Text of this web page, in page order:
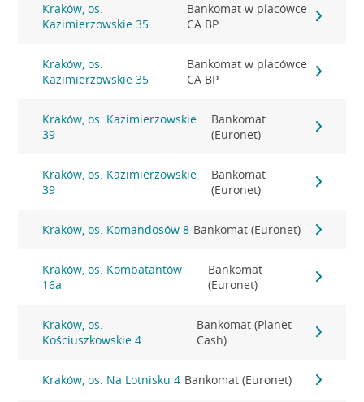
Kraków, os.
Kazimierzowskie 35
Bankomat w placówce
CA BP
Kraków, os.
Kazimierzowskie 35
Bankomat w placówce
CA BP
Kraków, os. Kazimierzowskie
39
Bankomat
(Euronet)
Kraków, os. Kazimierzowskie
39
Bankomat
(Euronet)
Kraków, os. Komandosów 8 Bankomat (Euronet)
Kraków, os. Kombatantów
16a
Bankomat
(Euronet)
Kraków, os.
Kościuszkowskie 4
Bankomat (Planet
Cash)
Kraków, os. Na Lotnisku 4 Bankomat (Euronet)